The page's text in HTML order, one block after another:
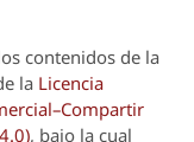
contenidos de la
la Licencia
, bajo la cual